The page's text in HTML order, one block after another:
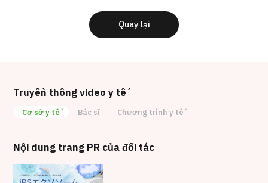
Quay lại
Truyền thông video y tế
Cơ sở y tế Bác sĩ Chương trình y tế
Nội dung trang PR của đối tác